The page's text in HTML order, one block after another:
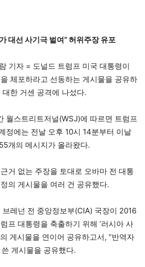
대선 사기극 벌여” 허위주장 유포
기자 = 도널드 트럼프 미국 대통령이
체포하라고 선동하는 게시물을 공유하
한 거센 공격에 나섰다.
월스트리트저널(WSJ)에 따르면 트럼프
정에는 전날 오후 10시 14분부터 이날
개의 메시지가 올라왔다.
거 없는 주장을 토대로 오바마 전 대통
의 게시물을 여러 건 공유했다.
브레넌 전 중앙정보부(CIA) 국장이 2016
프 대통령을 축출하기 위해 ‘러시아 사
게시물을 연이어 공유하고서, “반역자
게시물을 공유했다.